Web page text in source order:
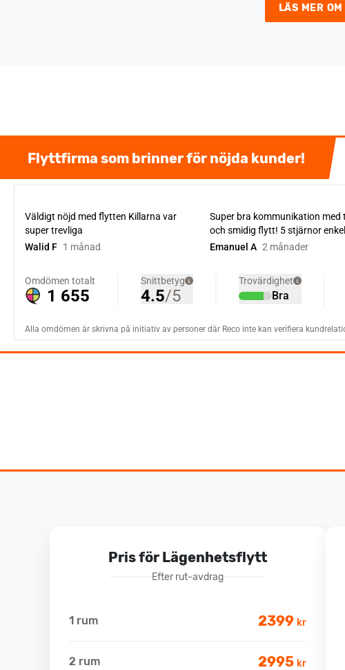
LÄS MER
Flyttfirma som brinner för nöjda kunder!
Pris för Lägenhetsflytt
Efter rut-avdrag
1 rum 2399 kr
2 rum 2995 kr